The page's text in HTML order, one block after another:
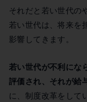
それだと若い世代の
若い世代は、将来を
影響してきます。
若い世代が不利にな
評価され、それが給
に、制度改革をして